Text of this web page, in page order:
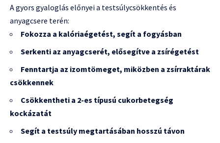
A gyors gyaloglás előnyei a testsúlycsökkentés és
anyagcsere terén:
Fokozza a kalóriaégetést, segít a fogyásban
Serkenti az anyagcserét, elősegítve a zsírégetést
Fenntartja az izomtömeget, miközben a zsírraktárak
csökkennek
Csökkentheti a 2-es típusú cukorbetegség
kockázatát
Segít a testsúly megtartásában hosszú távon